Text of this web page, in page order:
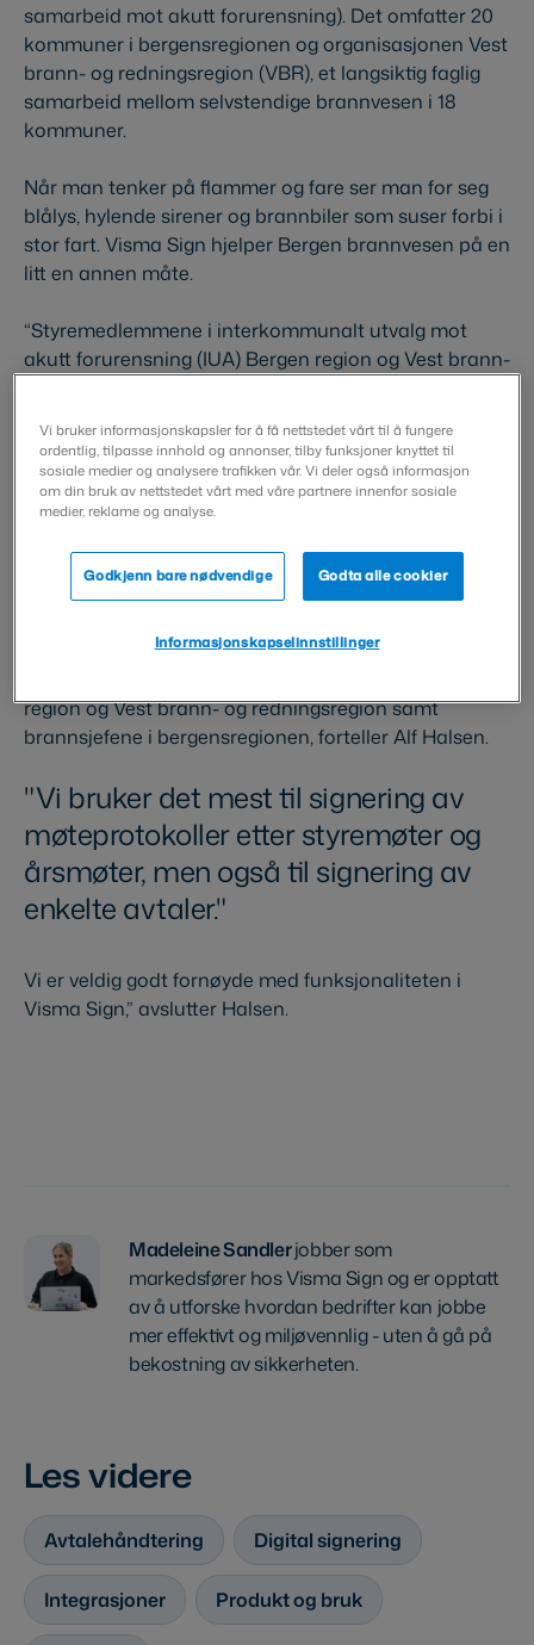
samarbeid mot akutt forurensning). Det omfatter 20
kommuner i bergensregionen og organisasjonen Vest
brann- og redningsregion (VBR), et langsiktig faglig
samarbeid mellom selvstendige brannvesen i 18
kommuner.
Når man tenker på flammer og fare ser man for seg
blålys, hylende sirener og brannbiler som suser forbi i
stor fart. Visma Sign hjelper Bergen brannvesen på en
litt en annen måte.
“Styremedlemmene i interkommunalt utvalg mot
akutt forurensning (IUA) Bergen region og Vest brann-
Vi fant ut at digital signering kunne
være aktuelt for å effektivisere
signering av møteprotokoller.
ikke brannfolk på vei til en utrykning som bruker det.
region og Vest brann- og redningsregion samt
brannsjefene i bergensregionen, forteller Alf Halsen.
Vi bruker det mest til signering av
møteprotokoller etter styremøter og
årsmøter, men også til signering av
enkelte avtaler.
Vi er veldig godt fornøyde med funksjonaliteten i
Visma Sign,” avslutter Halsen.
Madeleine Sandlerjobber som
markedsfører hos Visma Sign og er opptatt
av å utforske hvordan bedrifter kan jobbe
mer effektivt og miljøvennlig - uten å gå på
bekostning av sikkerheten.
Les videre
Avtalehåndtering Digital signering
Integrasjoner Produkt og bruk
Vi bruker informasjonskapsler for å få nettstedet vårt til å fungere
ordentlig, tilpasse innhold og annonser, tilby funksjoner knyttet til
sosiale medier og analysere trafikken vår. Vi deler også informasjon
om din bruk av nettstedet vårt med våre partnere innenfor sosiale
medier, reklame og analyse.
Godkjenn bare nødvendige Godta alle cookier
Informasjonskapselinnstillinger